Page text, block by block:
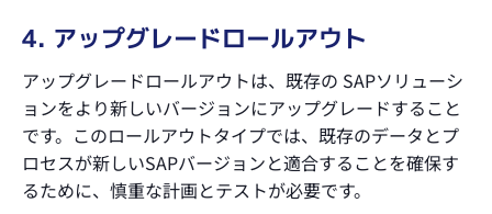
4. アップグレードロールアウト
アップグレードロールアウトは、既存の SAPソリューシ
ョンをより新しいバージョンにアップグレードすること
です。このロールアウトタイプでは、既存のデータとプ
ロセスが新しいSAPバージョンと適合することを確保す
るために、慎重な計画とテストが必要です。